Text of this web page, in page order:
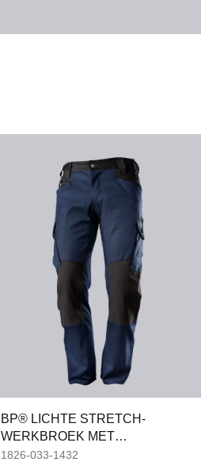
BP® LICHTE STRETCH-
WERKBROEK MET
VERSTEVIGDE KNIEËN
1826-033-1432